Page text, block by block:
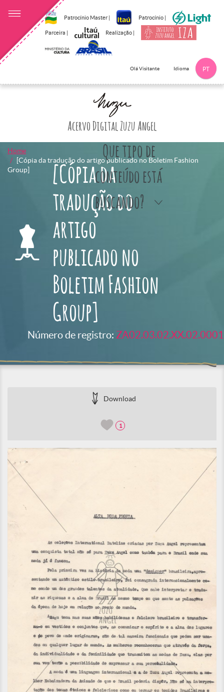
Patrocínio Master | Patrocínio |
Parceira | Realização |
Olá Visitante Idioma PT
Acervo Digital Zuzu Angel
Que tipo de
conteúdo está
buscando?
Home
[Cópia da tradução do artigo publicado no Boletim Fashion
Group]
[Cópia da
tradução do
artigo
publicado no
Boletim Fashion
Group]
Número de registro: ZA02.03.02.XX.02.0001
Download
1